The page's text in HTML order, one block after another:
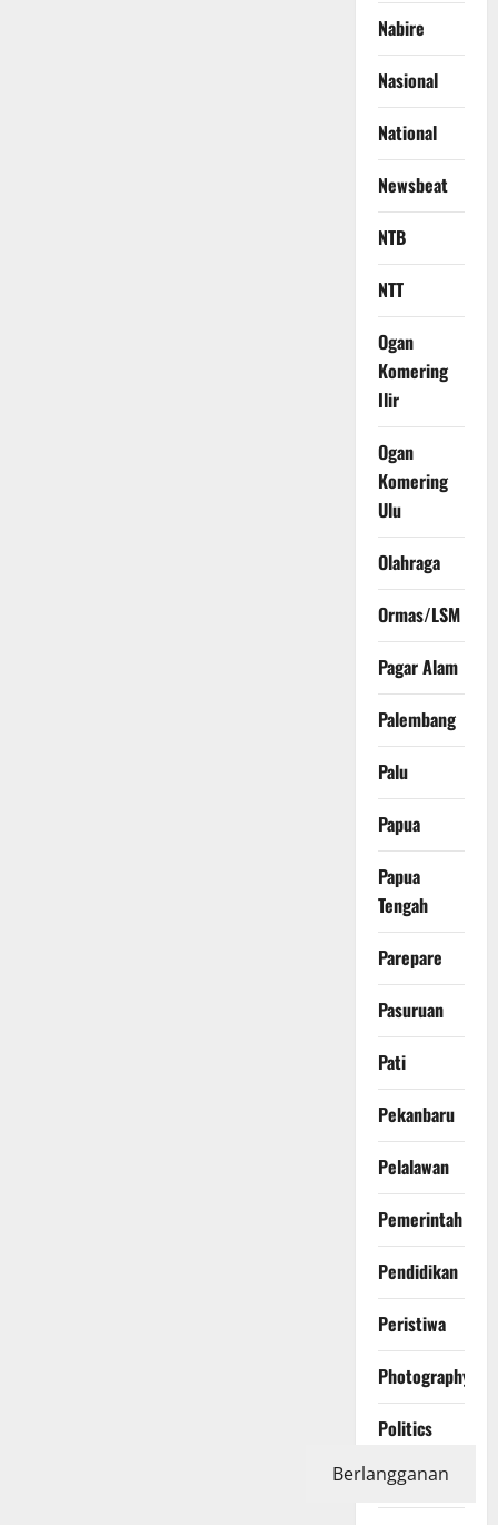
Nabire
Nasional
National
Newsbeat
NTB
NTT
Ogan
Komering
Ilir
Ogan
Komering
Ulu
Olahraga
Ormas/LSM
Pagar Alam
Palembang
Palu
Papua
Papua
Tengah
Parepare
Pasuruan
Pati
Pekanbaru
Pelalawan
Pemerintah
Pendidikan
Peristiwa
Photography
Politics
Polri
Berlangganan